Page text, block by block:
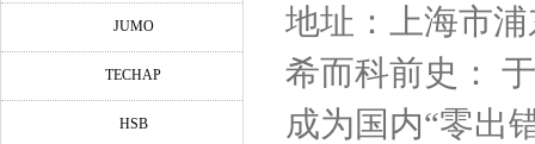
JUMO
TECHAP
HSB
地址：上海市
希而科前史：
成为国内“零出